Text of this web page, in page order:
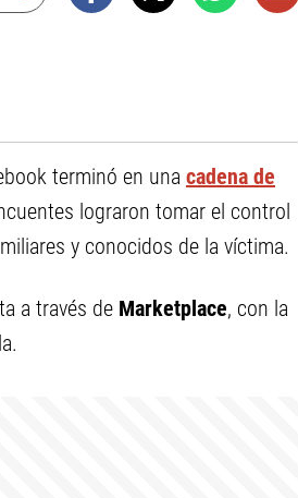
terminó en una cadena de
lograron tomar el control
y conocidos de la víctima.
a través de Marketplace, con la